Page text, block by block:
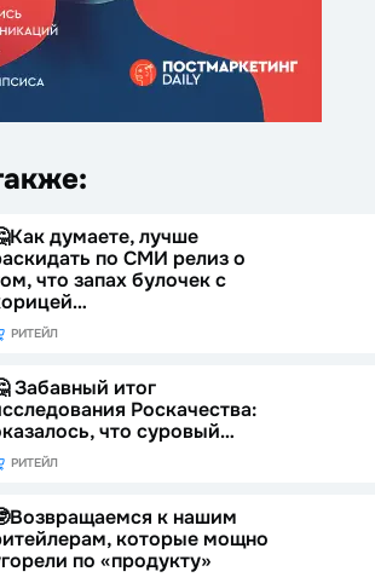
думаете, лучше
по СМИ релиз о
что запах булочек с
РИТЕЙЛ
Забавный итог
Роскачества:
что суровый…
РИТЕЙЛ
к нашим
которые мощно
по «продукту»